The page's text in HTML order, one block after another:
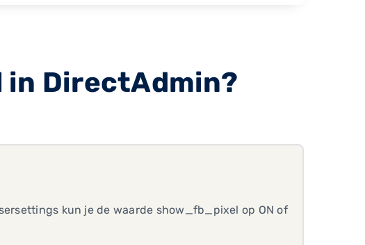
in DirectAdmin?
kun je de waarde show_fb_pixel op ON of